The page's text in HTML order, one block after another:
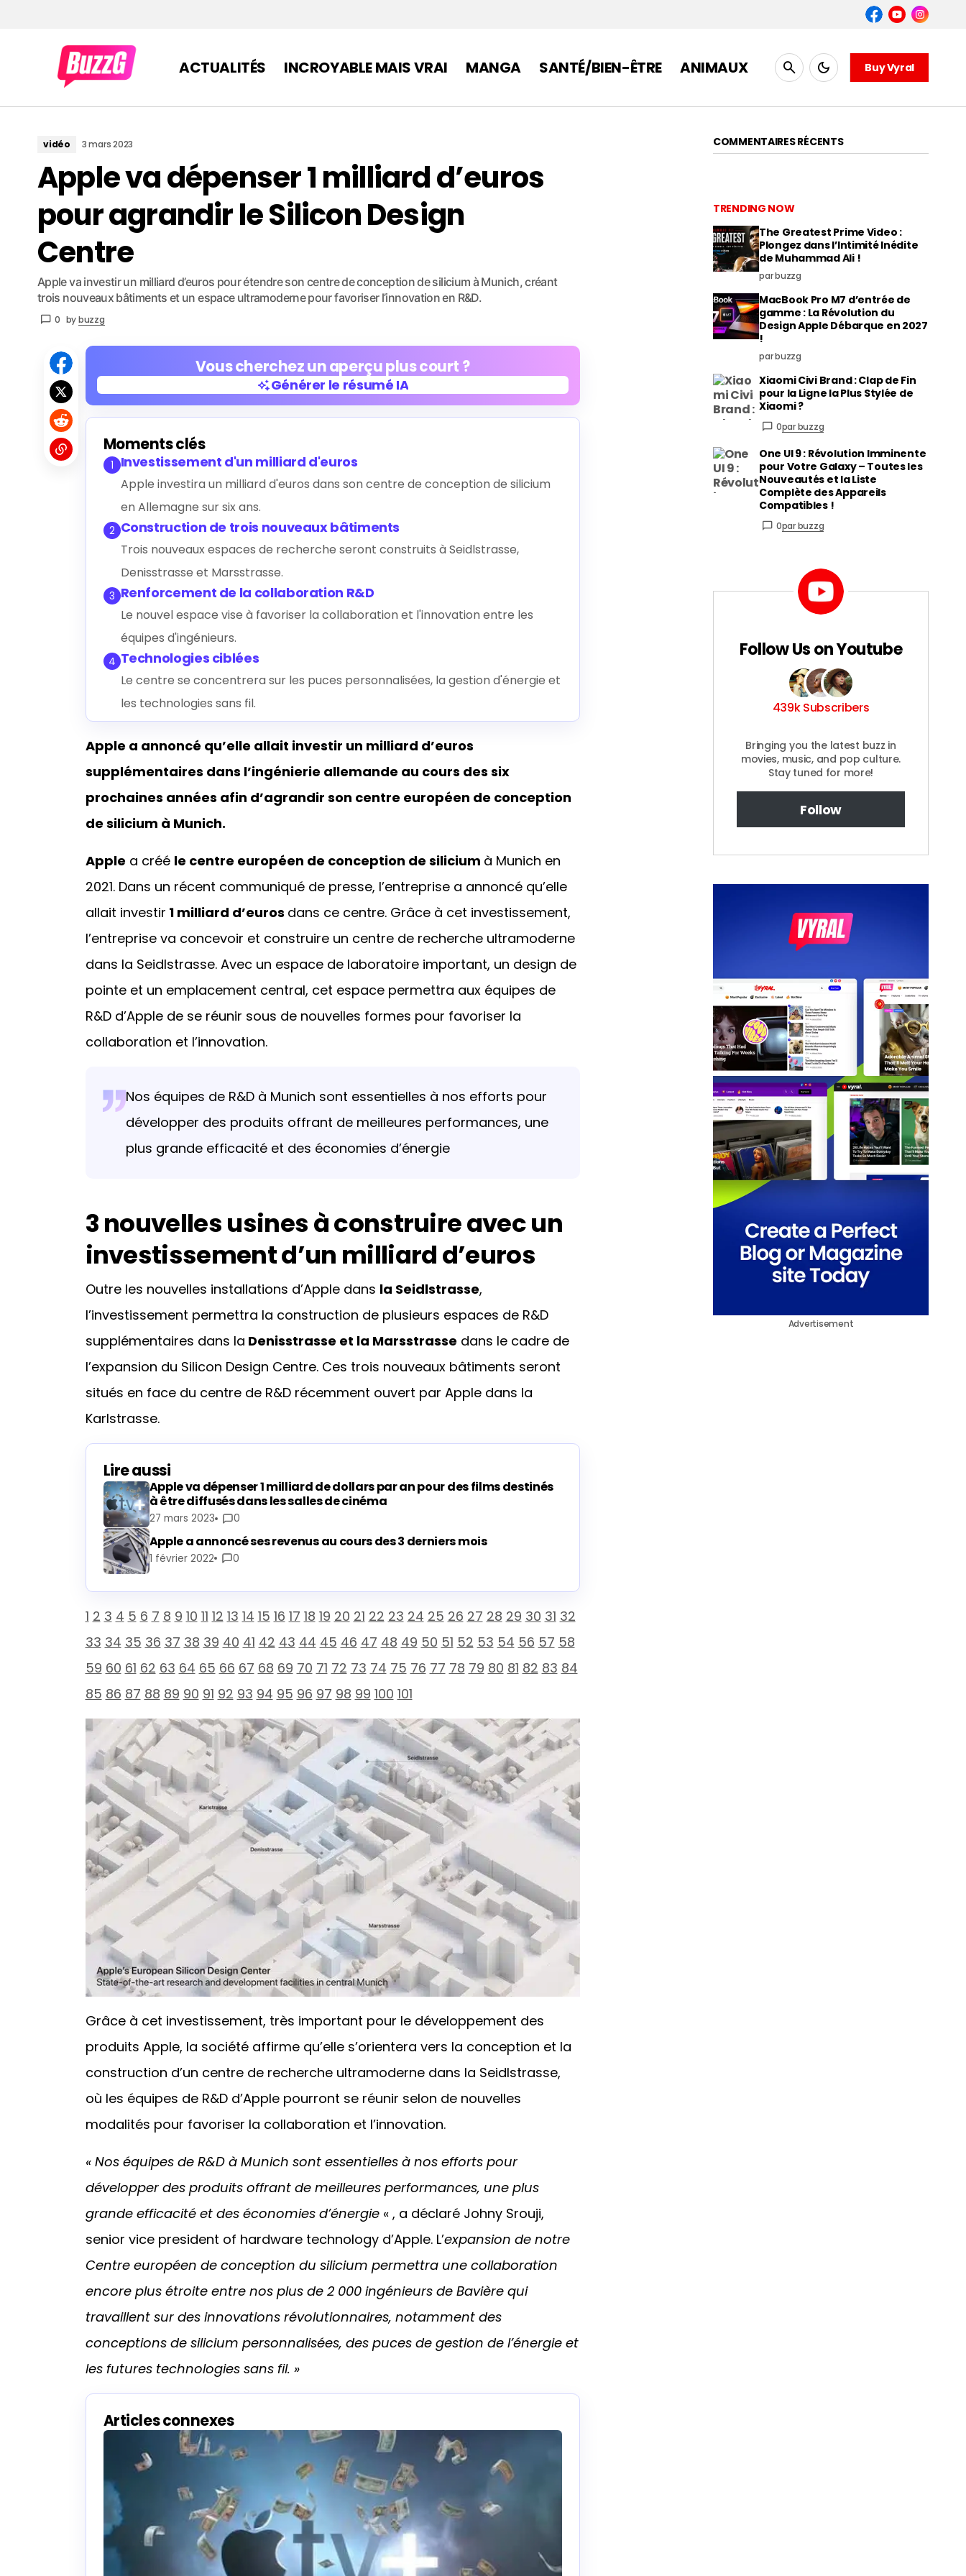
ACTUALITÉS INCROYABLE MAIS VRAI MANGA SANTÉ/BIEN-ÊTRE ANIMAUX Buy Vyral
vidéo 3 mars 2023
Apple va dépenser 1 milliard d’euros
pour agrandir le Silicon Design
Centre
Apple va investir un milliard d’euros pour étendre son centre de conception de silicium à Munich, créant
trois nouveaux bâtiments et un espace ultramoderne pour favoriser l’innovation en R&D.
0 bybuzzg
Vous cherchez un aperçu plus court ?
Générer le résumé IA
Moments clés
1 Investissement d'un milliard d'euros
Apple investira un milliard d'euros dans son centre de conception de silicium
en Allemagne sur six ans.
2 Construction de trois nouveaux bâtiments
Trois nouveaux espaces de recherche seront construits à Seidlstrasse,
Denisstrasse et Marsstrasse.
3 Renforcement de la collaboration R&D
Le nouvel espace vise à favoriser la collaboration et l'innovation entre les
équipes d'ingénieurs.
4 Technologies ciblées
Le centre se concentrera sur les puces personnalisées, la gestion d'énergie et
les technologies sans fil.
Apple a annoncé qu’elle allait investir un milliard d’euros
supplémentaires dans l’ingénierie allemande au cours des six
prochaines années afin d’agrandir son centre européen de conception
de silicium à Munich.
Apple a créé le centre européen de conception de silicium à Munich en
2021. Dans un récent communiqué de presse, l’entreprise a annoncé qu’elle
allait investir 1 milliard d’euros dans ce centre. Grâce à cet investissement,
l’entreprise va concevoir et construire un centre de recherche ultramoderne
dans la Seidlstrasse. Avec un espace de laboratoire important, un design de
pointe et un emplacement central, cet espace permettra aux équipes de
R&D d’Apple de se réunir sous de nouvelles formes pour favoriser la
collaboration et l’innovation.
Nos équipes de R&D à Munich sont essentielles à nos efforts pour
développer des produits offrant de meilleures performances, une
plus grande efficacité et des économies d’énergie
3 nouvelles usines à construire avec un
investissement d’un milliard d’euros
Outre les nouvelles installations d’Apple dans la Seidlstrasse,
l’investissement permettra la construction de plusieurs espaces de R&D
supplémentaires dans la Denisstrasse et la Marsstrasse dans le cadre de
l’expansion du Silicon Design Centre. Ces trois nouveaux bâtiments seront
situés en face du centre de R&D récemment ouvert par Apple dans la
Karlstrasse.
Lire aussi
Apple va dépenser 1 milliard de dollars par an pour des films destinés
à être diffusés dans les salles de cinéma
27 mars 2023 0
Apple a annoncé ses revenus au cours des 3 derniers mois
1 février 2022 0
1 2 3 4 5 6 7 8 9 10 11 12 13 14 15 16 17 18 19 20 21 22 23 24 25 26 27 28 29 30 31 32
33 34 35 36 37 38 39 40 41 42 43 44 45 46 47 48 49 50 51 52 53 54 56 57 58
59 60 61 62 63 64 65 66 67 68 69 70 71 72 73 74 75 76 77 78 79 80 81 82 83 84
85 86 87 88 89 90 91 92 93 94 95 96 97 98 99 100 101
Grâce à cet investissement, très important pour le développement des
produits Apple, la société affirme qu’elle s’orientera vers la conception et la
construction d’un centre de recherche ultramoderne dans la Seidlstrasse,
où les équipes de R&D d’Apple pourront se réunir selon de nouvelles
modalités pour favoriser la collaboration et l’innovation.
« Nos équipes de R&D à Munich sont essentielles à nos efforts pour
développer des produits offrant de meilleures performances, une plus
grande efficacité et des économies d’énergie « , a déclaré Johny Srouji,
senior vice president of hardware technology d’Apple. L’expansion de notre
Centre européen de conception du silicium permettra une collaboration
encore plus étroite entre nos plus de 2 000 ingénieurs de Bavière qui
travaillent sur des innovations révolutionnaires, notamment des
conceptions de silicium personnalisées, des puces de gestion de l’énergie et
les futures technologies sans fil. »
Articles connexes
COMMENTAIRES RÉCENTS
TRENDING NOW
The Greatest Prime Video :
Plongez dans l’Intimité Inédite
de Muhammad Ali !
par buzzg
MacBook Pro M7 d’entrée de
gamme : La Révolution du
Design Apple Débarque en 2027
!
par buzzg
Xiaomi Civi Brand : Clap de Fin
pour la Ligne la Plus Stylée de
Xiaomi ?
0par buzzg
One UI 9 : Révolution Imminente
pour Votre Galaxy – Toutes les
Nouveautés et la Liste
Complète des Appareils
Compatibles !
0par buzzg
Follow Us on Youtube
439k Subscribers
Bringing you the latest buzz in
movies, music, and pop culture.
Stay tuned for more!
Follow
Advertisement